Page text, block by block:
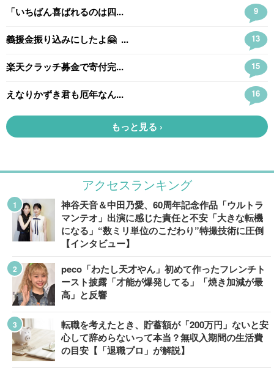
アクセスランキング
神谷天音＆中田乃愛、60周年記念作品「ウルトラ
マンテオ」出演に感じた責任と不安「大きな転機
になる」“数ミリ単位のこだわり”特撮技術に圧倒
【インタビュー】
peco「わたし天才やん」初めて作ったフレンチト
ースト披露「才能が爆発してる」「焼き加減が最
高」と反響
転職を考えたとき、貯蓄額が「200万円」ないと安
心して辞めらないって本当？無収入期間の生活費
の目安【「退職プロ」が解説】